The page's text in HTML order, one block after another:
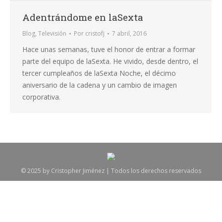
Adentrándome en laSexta
Blog, Televisión Por cristofj 7 abril, 2016
Hace unas semanas, tuve el honor de entrar a formar
parte del equipo de laSexta. He vivido, desde dentro, el
tercer cumpleaños de laSexta Noche, el décimo
aniversario de la cadena y un cambio de imagen
corporativa.
© 2025 by Cristopher Jiménez | Todos los derechos reservados